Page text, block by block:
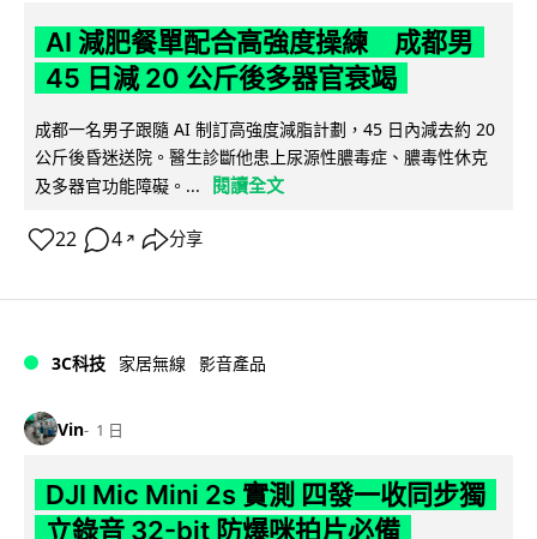
AI 減肥餐單配合高強度操練 成都男
45 日減 20 公斤後多器官衰竭
成都一名男子跟隨 AI 制訂高強度減脂計劃，45 日內減去約 20
公斤後昏迷送院。醫生診斷他患上尿源性膿毒症、膿毒性休克
及多器官功能障礙。...
閱讀全文
22 4 ↗ 分享
3C科技 家居無線 影音產品
Vin 1 日
DJI Mic Mini 2s 實測 四發一收同步獨
立錄音 32-bit 防爆咪拍片必備